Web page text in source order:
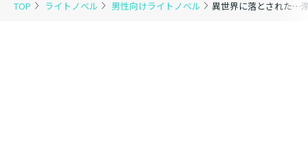
TOP ライトノベル 男性向けライトノベル 異世界に落とされた…